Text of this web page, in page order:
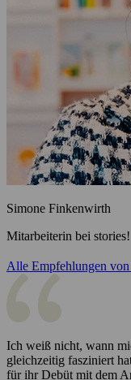
Simone Finkenwirth
Mitarbeiterin bei stories!
Alle Empfehlungen
Ich weiß nicht, wann
gleichzeitig fasziniert
für ihr Debüt mit dem